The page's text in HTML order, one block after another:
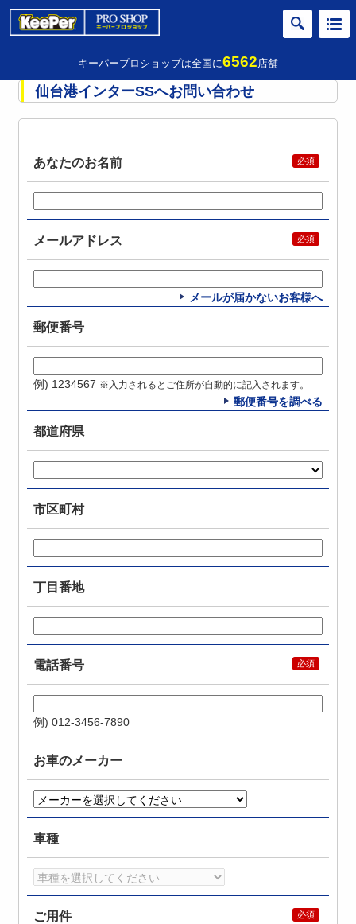
キーパープロショップは全国に6562店舗
仙台港インターSSへお問い合わせ
あなたのお名前
メールアドレス
メールが届かないお客様へ
郵便番号
例) 1234567 ※入力されるとご住所が自動的に記入されます。
郵便番号を調べる
都道府県
市区町村
丁目番地
電話番号
例) 012-3456-7890
お車のメーカー
車種
ご用件